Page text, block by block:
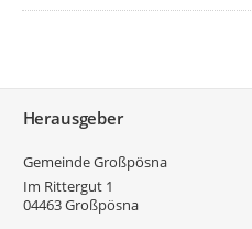
Herausgeber
Gemeinde Großpösna
Im Rittergut 1
04463Großpösna